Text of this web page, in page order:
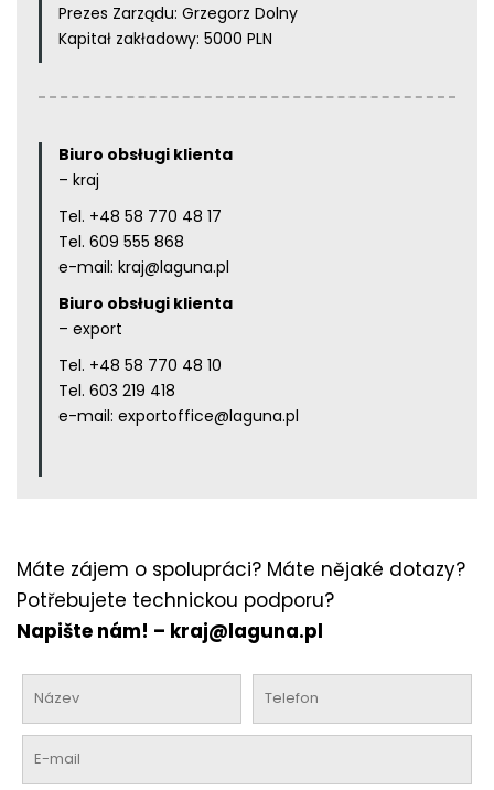
Prezes Zarządu: Grzegorz Dolny
Kapitał zakładowy: 5000 PLN
Biuro obsługi klienta
– kraj
Tel. +48 58 770 48 17
Tel. 609 555 868
e-mail: kraj@laguna.pl
Biuro obsługi klienta
– export
Tel. +48 58 770 48 10
Tel. 603 219 418
e-mail: exportoffice@laguna.pl
Máte zájem o spolupráci? Máte nějaké dotazy?
Potřebujete technickou podporu?
Napište nám! – kraj@laguna.pl